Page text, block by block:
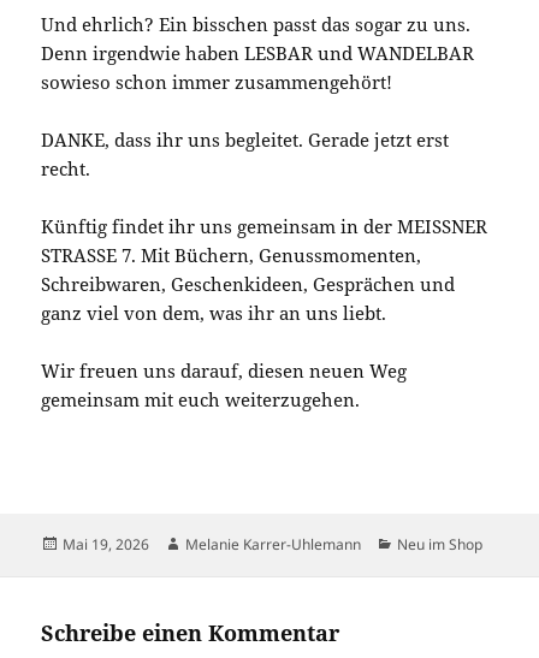
Und ehrlich? Ein bisschen passt das sogar zu uns.
Denn irgendwie haben LESBAR und WANDELBAR
sowieso schon immer zusammengehört!
DANKE, dass ihr uns begleitet. Gerade jetzt erst
recht.
Künftig findet ihr uns gemeinsam in der MEISSNER
STRASSE 7. Mit Büchern, Genussmomenten,
Schreibwaren, Geschenkideen, Gesprächen und
ganz viel von dem, was ihr an uns liebt.
Wir freuen uns darauf, diesen neuen Weg
gemeinsam mit euch weiterzugehen.
Veröffentlicht
Mai 19, 2026 Autor
Melanie Karrer-Uhlemann Kategorien
Neu im Shop
Schreibe einen Kommentar